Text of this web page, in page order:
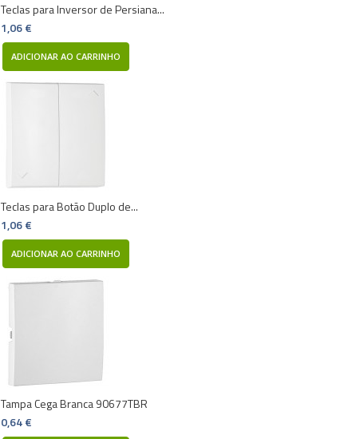
Teclas para Inversor de Persiana...
1,06 €
ADICIONAR AO CARRINHO
Teclas para Botão Duplo de...
1,06 €
ADICIONAR AO CARRINHO
Tampa Cega Branca 90677TBR
0,64 €